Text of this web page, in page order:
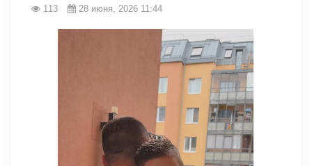
113 28 июня, 2026 11:44